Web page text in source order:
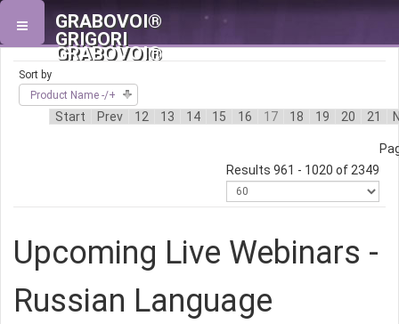
GRABOVOI®
GRIGORI
GRABOVOI®
Sort by
Product Name -/+
Start Prev 12 13 14 15 16 17 18 19 20 21
Results 961 - 1020 of 2349
Upcoming Live Webinars -
Russian Language